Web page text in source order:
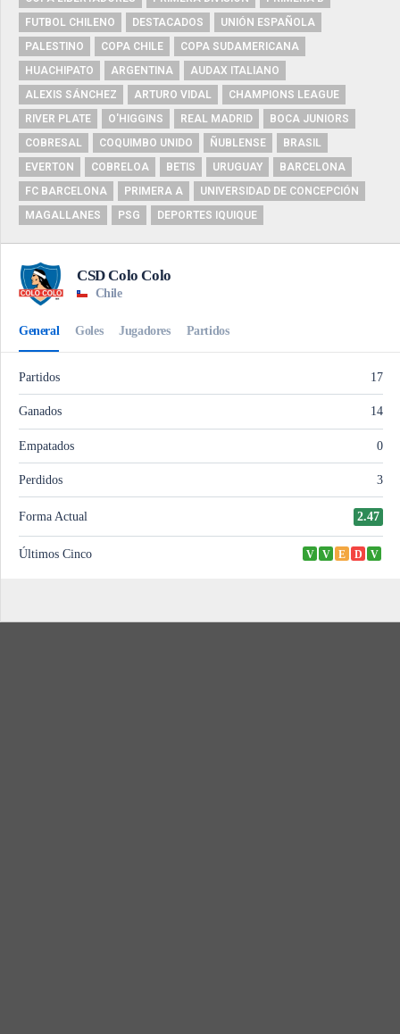
FUTBOL CHILENO
DESTACADOS
UNIÓN ESPAÑOLA
PALESTINO
COPA CHILE
COPA SUDAMERICANA
HUACHIPATO
ARGENTINA
AUDAX ITALIANO
ALEXIS SÁNCHEZ
ARTURO VIDAL
CHAMPIONS LEAGUE
RIVER PLATE
O'HIGGINS REAL MADRID
BOCA JUNIORS
COBRESAL
COQUIMBO UNIDO ÑUBLENSE
BRASIL
EVERTON
COBRELOA BETIS URUGUAY
BARCELONA
FC BARCELONA
PRIMERA A
UNIVERSIDAD DE CONCEPCIÓN
MAGALLANES
PSG DEPORTES IQUIQUE